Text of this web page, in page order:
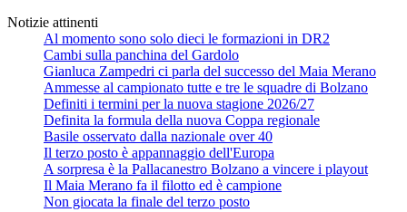
Notizie attinenti
Al momento sono solo dieci le formazioni in DR2
Cambi sulla panchina del Gardolo
Gianluca Zampedri ci parla del successo del Maia Merano
Ammesse al campionato tutte e tre le squadre di Bolzano
Definiti i termini per la nuova stagione 2026/27
Definita la formula della nuova Coppa regionale
Basile osservato dalla nazionale over 40
Il terzo posto è appannaggio dell'Europa
A sorpresa è la Pallacanestro Bolzano a vincere i playout
Il Maia Merano fa il filotto ed è campione
Non giocata la finale del terzo posto